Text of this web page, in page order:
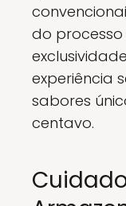
do
experiência
sabores
centavo.